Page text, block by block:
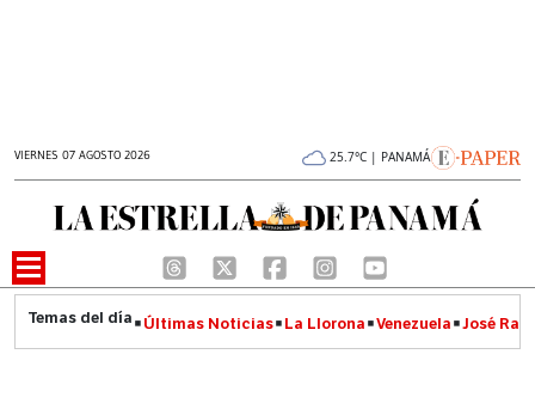
VIERNES 07 AGOSTO 2026 25.7°C | PANAMÁ
Últimas Noticias La Llorona Venezuela José